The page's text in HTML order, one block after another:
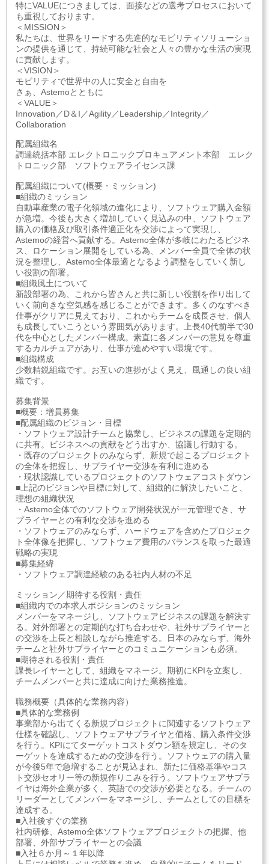
特にVALUEにつきましては、面接などの選考プロセスにおいて
も重視しております。
＜MISSION＞
私たちは、世界をリードする先進的なモビリティソリューショ
ンの提供を通じて、持続可能な社会と人々の豊かな生活の実現
に貢献します。
＜VISION＞
モビリティで世界中の人に安全と自由を
さぁ、Astemoとともに
＜VALUE＞
Innovation／D＆I／Agility／Leadership／Integrity／
Collaboration
配属組織名
調達統括本部 エレクトロニックプロキュアメント本部 エレク
トロニック部 ソフトウェアライセンス課
配属組織について(概要・ミッション)
■組織のミッション
自動車産業の電子化領域の進化により、ソフトウェア購入金額
が急増。今後も大きく増加していく見込みの中、ソフトウェア
購入の価格及び取引条件適正化を交渉によって実現し、
Astemoの経営へ貢献する。Astemo全体が多岐にわたるビジネ
ス、ロケーション展開をしている為、メンバー全員で全体の状
況を整理し、Astemo全体最適となるよう調整をしていく新し
い役割の部署。
■組織風土について
新設部署の為、これから皆さんと共に新しい役割を作り出して
いく前向きな空気感を感じることができます。多くのなすべき
仕事がクリアに見えており、これからチームを成長させ、個人
も成長していこうという雰囲気があります。上長40代前半で30
代を中心としたメンバー構成。素直に各メンバーの意見を尊重
するカルチュアがあり、仕事が進めやすい環境です。
■組織構成
少数精鋭組織です。お互いの進捗がよく見え、風通しの良い組
織です。
募集背景
■概要：増員募集
■配属組織のビジョン・目標
・ソフトウェア設計チームと協業し、ビジネスの課題を定期的
に共有。ビジネスへの貢献をどう出すか、協議し行動する。
・既存のプロジェクトのみならず、新規で起こるプロジェクト
の全体を把握し、サプライヤー交渉を有利に進める
・現状認識しているプロジェクトのソフトウェアコストダウン
■上記のビジョンや目標に対して、組織的に解決したいこと、
理想の組織状況
・Astemo全体でのソフトウェア開発状況が一元管理でき、サ
プライヤーとの有利な交渉を進める
・ソフトウェアのみならず、ハードウェアを含めたプロジェク
ト全体像を把握し、ソフトウェア費用のバランスを取った最適
戦略の実現
■募集経緯
・ソフトウェア調達経験のある社内人材の不足
ミッション／期待する役割・責任
■組織内での本求人ポジションのミッション
メンバーをマネージし、ソフトウェアビジネスの課題を解決す
る。対外部署との定期的な打ち合わせや、社外サプライヤーと
の交渉を上長と相談しながら推進する。日本のみならず、海外
チームと社外サプライヤーとのコミュニケーションも必須。
■期待される役割・責任
課長レイヤーとして、組織をマネージ。期初にKPIを立案し、
チームメンバーと共に達成に向けた業務推進。
職務概要（具体的な業務内容）
■具体的な業務例
事業部から出てくる新規プロジェクトに関連するソフトウェア
仕様を確認し、ソフトウェアサプライヤと価格、購入条件交渉
を行う。KPIにてターゲットコストダウン額を規定し、そのタ
ーゲットを達成するための交渉を行う。ソフトウェアの購入量
が今後5年で急増することが見込まれ、新たに価格基準やコス
ト交渉セオリー等の新規作りこみを行う。ソフトウェアサプラ
イヤは海外企業が多く、英語での交渉が必要となる。チームの
リーダーとしてメンバーをマネージし、チームとしての目標を
達成する。
■入社後すぐの業務
社内研修、Astemo全体ソフトウェアプロジェクトの把握、他
部署、外部サプライヤーとの会議
■入社６か月～１年以降